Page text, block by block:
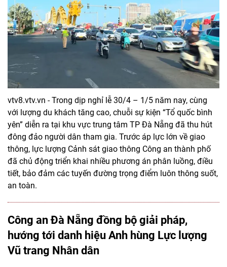
vtv8.vtv.vn - Trong dịp nghỉ lễ 30/4 – 1/5 năm nay, cùng
với lượng du khách tăng cao, chuỗi sự kiện “Tổ quốc bình
yên” diễn ra tại khu vực trung tâm TP Đà Nẵng đã thu hút
đông đảo người dân tham gia. Trước áp lực lớn về giao
thông, lực lượng Cảnh sát giao thông Công an thành phố
đã chủ động triển khai nhiều phương án phân luồng, điều
tiết, bảo đảm các tuyến đường trọng điểm luôn thông suốt,
an toàn.
Công an Đà Nẵng đồng bộ giải pháp,
hướng tới danh hiệu Anh hùng Lực lượng
Vũ trang Nhân dân